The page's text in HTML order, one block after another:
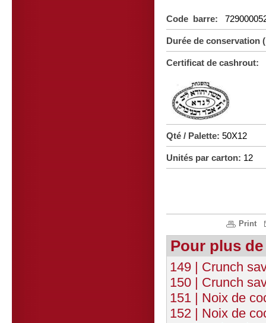
Code barre:
Durée de
Certificat de cashrout:
Qté / Palette: 50X12
Unités par carton: 12
Print
Pour plus
149 | Crunch
150 | Crunch
151 | Noix de
152 | Noix de